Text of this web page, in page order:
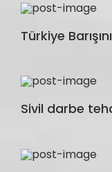
Türkiye
Sivil darbe